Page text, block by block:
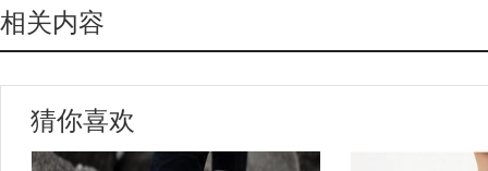
相关内容
猜你喜欢